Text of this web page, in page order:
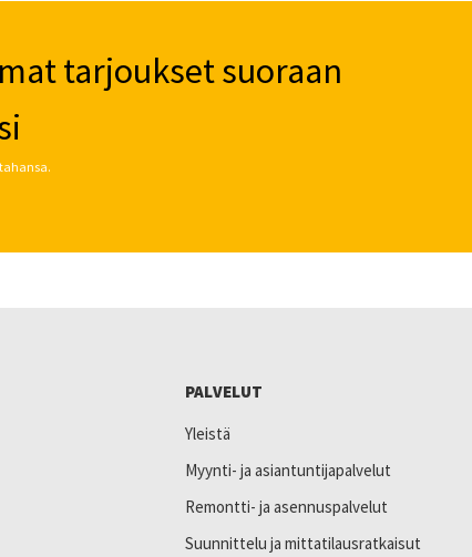
tarjoukset suoraan
PALVELUT
Yleistä
Myynti- ja asiantuntijapalvelut
Remontti- ja asennuspalvelut
Suunnittelu ja mittatilausratkaisut